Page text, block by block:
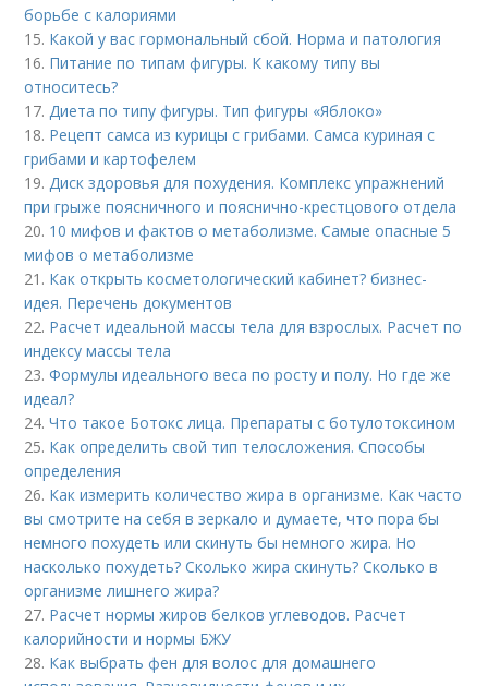
борьбе с калориями
15. Какой у вас гормональный сбой. Норма и патология
16. Питание по типам фигуры. К какому типу вы
относитесь?
17.Диета по типу фигуры. Тип фигуры «Яблоко»
18. Рецепт самса из курицы с грибами. Самса куриная с
грибами и картофелем
19.Диск здоровья для похудения. Комплекс упражнений
при грыже поясничного и пояснично-крестцового отдела
20. 10 мифов и фактов о метаболизме. Самые опасные 5
мифов о метаболизме
21. Как открыть косметологический кабинет? бизнес-
идея. Перечень документов
22. Расчет идеальной массы тела для взрослых. Расчет по
индексу массы тела
23.Формулы идеального веса по росту и полу. Но где же
идеал?
24.Что такое Ботокс лица. Препараты с ботулотоксином
25. Как определить свой тип телосложения. Способы
определения
26. Как измерить количество жира в организме. Как часто
вы смотрите на себя в зеркало и думаете, что пора бы
немного похудеть или скинуть бы немного жира. Но
насколько похудеть? Сколько жира скинуть? Сколько в
организме лишнего жира?
27. Расчет нормы жиров белков углеводов. Расчет
калорийности и нормы БЖУ
28. Как выбрать фен для волос для домашнего